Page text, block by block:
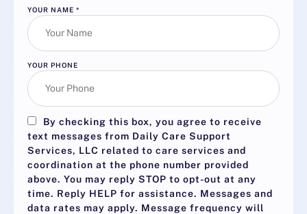
YOUR NAME *
YOUR PHONE
By checking this box, you agree to receive
text messages from Daily Care Support
Services, LLC related to care services and
coordination at the phone number provided
above. You may reply STOP to opt-out at any
time. Reply HELP for assistance. Messages and
data rates may apply. Message frequency will